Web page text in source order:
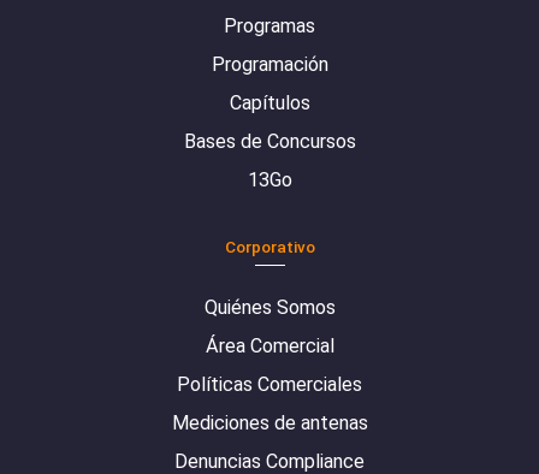
Programas
Programación
Capítulos
Bases de Concursos
13Go
Corporativo
Quiénes Somos
Área Comercial
Políticas Comerciales
Mediciones de antenas
Denuncias Compliance